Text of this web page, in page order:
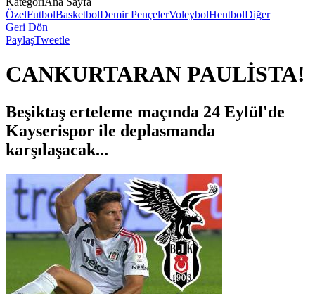
ÖzelFutbolBasketbolDemir PençelerVoleybolHentbolDiğer
Geri Dön
PaylaşTweetle
CANKURTARAN PAULİSTA!
Beşiktaş erteleme maçında 24 Eylül'de
Kayserispor ile deplasmanda
karşılaşacak...